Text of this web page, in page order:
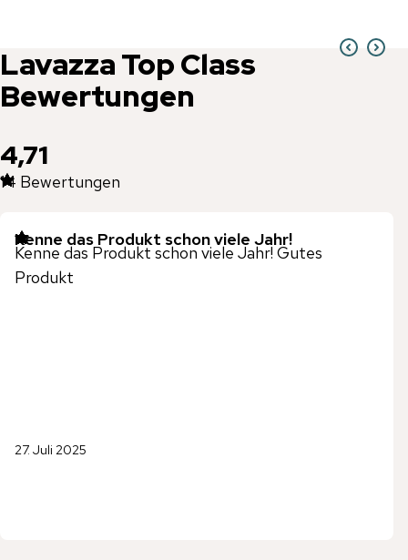
LavazzaTop Class
Bewertungen
4,71
14 Bewertungen
Kenne das Produkt schon viele Jahr!
Kenne das Produkt schon viele Jahr! Gutes
Produkt
27. Juli 2025